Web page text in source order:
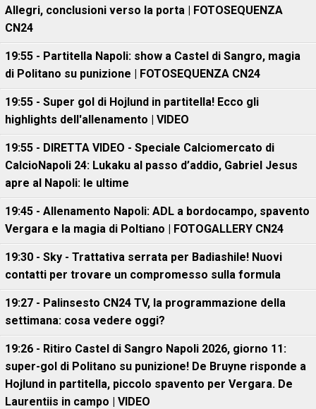
Allegri, conclusioni verso la porta | FOTOSEQUENZA
CN24
19:55 - Partitella Napoli: show a Castel di Sangro, magia
di Politano su punizione | FOTOSEQUENZA CN24
19:55 - Super gol di Hojlund in partitella! Ecco gli
highlights dell'allenamento | VIDEO
19:55 - DIRETTA VIDEO - Speciale Calciomercato di
CalcioNapoli 24: Lukaku al passo d’addio, Gabriel Jesus
apre al Napoli: le ultime
19:45 - Allenamento Napoli: ADL a bordocampo, spavento
Vergara e la magia di Poltiano | FOTOGALLERY CN24
19:30 - Sky - Trattativa serrata per Badiashile! Nuovi
contatti per trovare un compromesso sulla formula
19:27 - Palinsesto CN24 TV, la programmazione della
settimana: cosa vedere oggi?
19:26 - Ritiro Castel di Sangro Napoli 2026, giorno 11:
super-gol di Politano su punizione! De Bruyne risponde a
Hojlund in partitella, piccolo spavento per Vergara. De
Laurentiis in campo | VIDEO